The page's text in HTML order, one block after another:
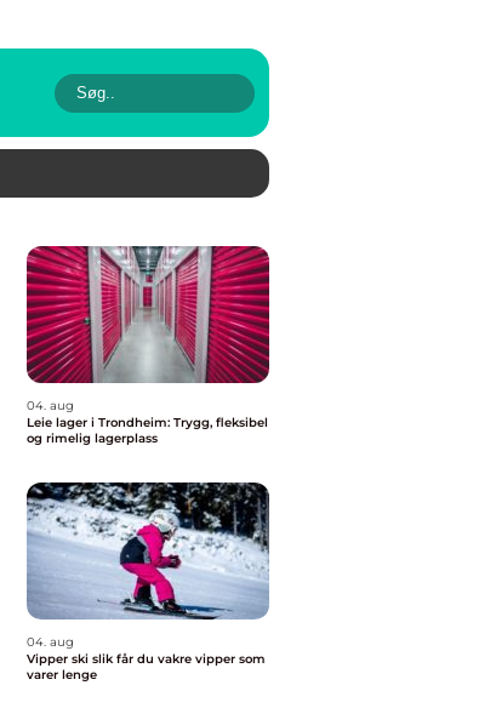
04. aug
Leie lager i Trondheim: Trygg, fleksibel
og rimelig lagerplass
04. aug
Vipper ski slik får du vakre vipper som
varer lenge